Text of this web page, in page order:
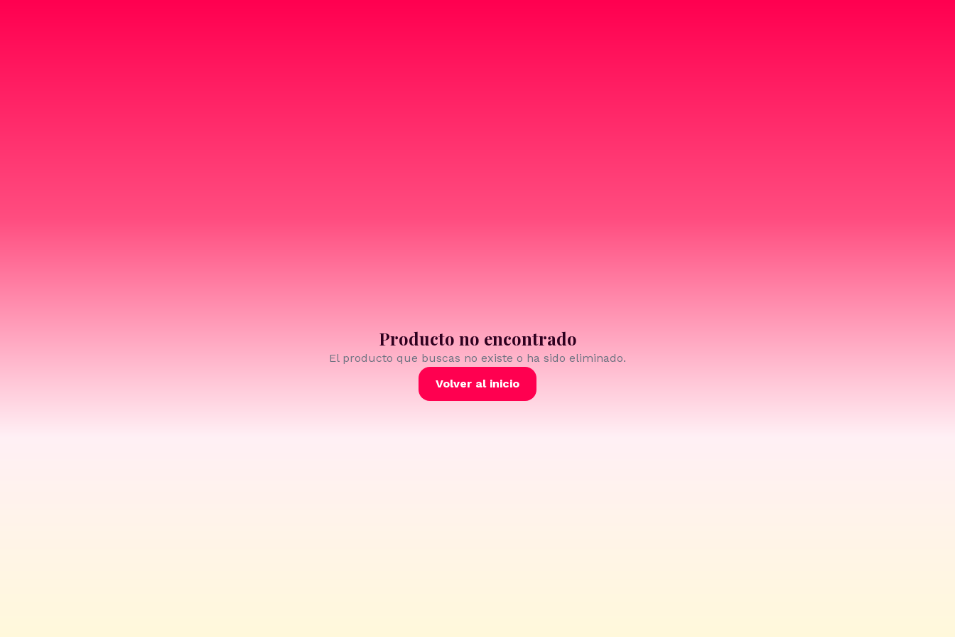
Producto no encontrado
El producto que buscas no existe o ha sido eliminado.
Volver al inicio